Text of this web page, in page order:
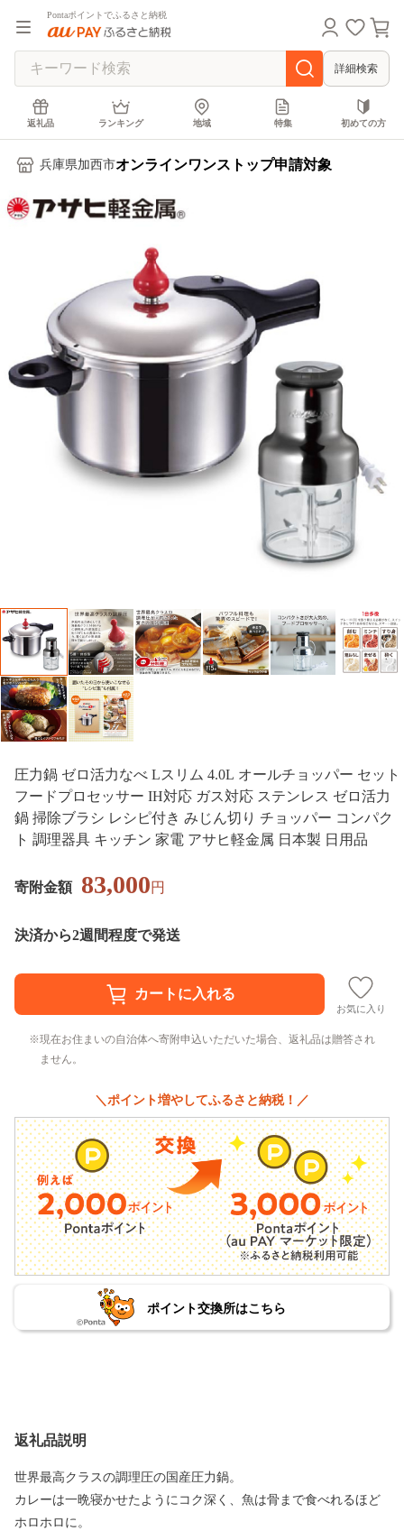
Pontaポイントでふるさと納税
詳細検索
返礼品 ランキング 地域 特集 初めての方
兵庫県加西市オンラインワンストップ申請対象
圧力鍋 ゼロ活力なべ Lスリム 4.0L オールチョッパー セット
フードプロセッサー IH対応 ガス対応 ステンレス ゼロ活力
鍋 掃除ブラシ レシピ付き みじん切り チョッパー コンパク
ト 調理器具 キッチン 家電 アサヒ軽金属 日本製 日用品
寄附金額 83,000円
決済から2週間程度で発送
お気に入り
現在お住まいの自治体へ寄附申込いただいた場合、返礼品は贈答され
ません。
＼ポイント増やしてふるさと納税！／
ポイント交換所はこちら
返礼品説明
世界最高クラスの調理圧の国産圧力鍋。
カレーは一晩寝かせたようにコク深く、魚は骨まで食べれるほど
ホロホロに。